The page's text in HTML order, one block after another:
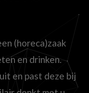
(horeca)zaak
en drinken.
en past deze bij